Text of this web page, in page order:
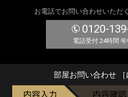
お電話でお問い合わせいただ
0120-
電話受付 24時間
部屋お問い合わせ ［